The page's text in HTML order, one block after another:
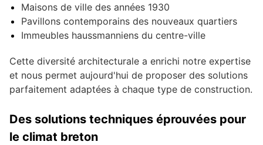
Maisons de ville des années 1930
Pavillons contemporains des nouveaux quartiers
Immeubles haussmanniens du centre-ville
Cette diversité architecturale a enrichi notre expertise
et nous permet aujourd'hui de proposer des solutions
parfaitement adaptées à chaque type de construction.
Des solutions techniques éprouvées pour
le climat breton